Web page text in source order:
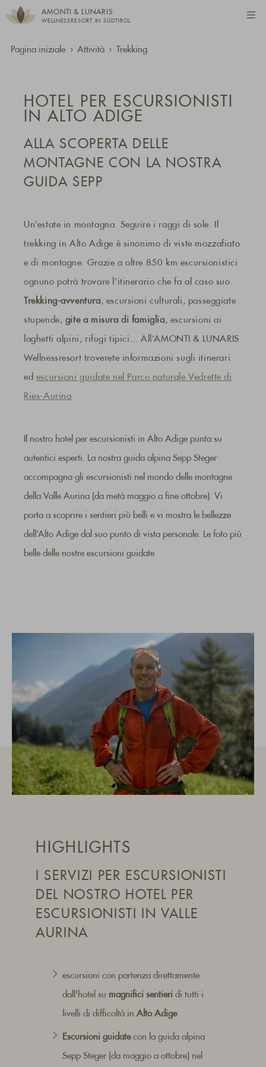
AMONTI & LUNARIS
WELLNESSRESORT IN SÜDTIROL
Pagina iniziale Attività Trekking
HOTEL PER ESCURSIONISTI
IN ALTO ADIGE
ALLA SCOPERTA DELLE
MONTAGNE CON LA NOSTRA
GUIDA SEPP
Un’estate in montagna. Seguire i raggi di sole. Il
trekking in Alto Adige è sinonimo di viste mozzafiato
e di montagne. Grazie a oltre 850 km escursionistici
ognuno potrà trovare l’itinerario che fa al caso suo.
Trekking-avventura, escursioni culturali, passeggiate
stupende, gite a misura di famiglia, escursioni ai
laghetti alpini, rifugi tipici... All’AMONTI & LUNARIS
Wellnessresort troverete informazioni sugli itinerari
ed escursioni guidate nel Parco naturale Vedrette di
Ries-Aurina.
Il nostro hotel per escursionisti in Alto Adige punta su
autentici esperti. La nostra guida alpina Sepp Steger
accompagna gli escursionisti nel mondo delle montagne
della Valle Aurina (da metà maggio a fine ottobre). Vi
porta a scoprire i sentieri più belli e vi mostra le bellezze
dell’Alto Adige dal suo punto di vista personale. Le foto più
belle delle nostre escursioni guidate
HIGHLIGHTS
I SERVIZI PER ESCURSIONISTI
DEL NOSTRO HOTEL PER
ESCURSIONISTI IN VALLE
AURINA
escursioni con partenza direttamente
dall'hotel su magnifici sentieri di tutti i
livelli di difficoltà inAlto Adige
Escursioni guidatecon la guida alpina
Sepp Steger (da maggio a ottobre) nel